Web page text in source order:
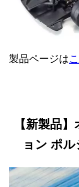
製品ページは
【新製品
ョン ポル